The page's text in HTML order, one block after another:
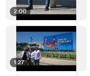
2:00
1:27